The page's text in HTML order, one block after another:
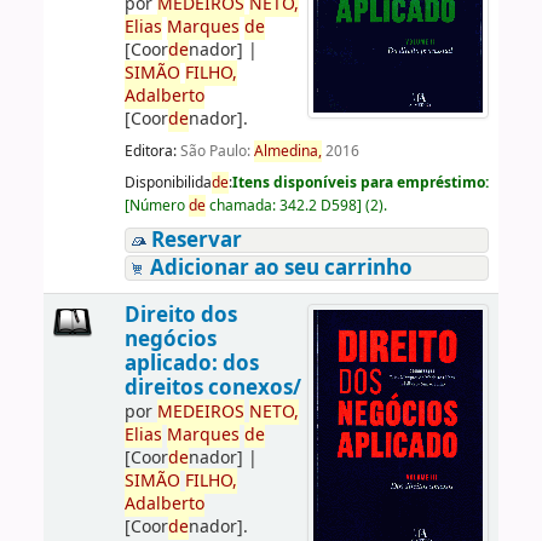
Elias Marques de
[Coordenador] |
SIMÃO FILHO,
Adalberto
[Coordenador].
Editora:São Paulo:Almedina,2016
Disponibilidade:Itens disponíveis para empréstimo:
[Númerodechamada:342.2 D598] (2).
Reservar
Adicionar ao seu carrinho
Direito dos
negócios
aplicado: dos
direitos conexos/
por MEDEIROS NETO,
Elias Marques de
[Coordenador] |
SIMÃO FILHO,
Adalberto
[Coordenador].